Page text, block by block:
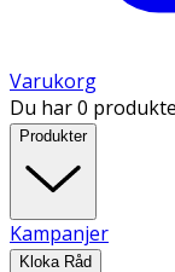
Varukorg
Du har 0
Produkter
Kampanjer
Kloka Råd